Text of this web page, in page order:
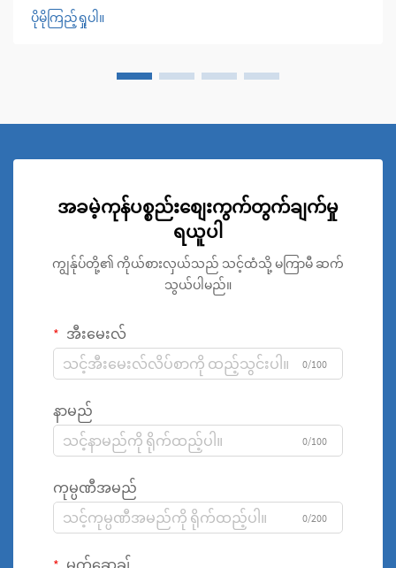
နယ်ပယ်တိုးတက်လာသည့်အလျောက် သံမဏိပြွန်များသည်
ခိုင်မာမှု၊ ခံနိုင်ရည်ရှိမှုနှင့် အသုံးဝင်မှုများကို ပေါင်းစပ်ထားသော မ
ပိုမိုကြည့်ရှုပါ။
အခမဲ့ကုန်ပစ္စည်းစျေးကွက်တွက်ချက်မှု
ရယူပါ
ကျွန်ုပ်တို့၏ ကိုယ်စားလှယ်သည် သင့်ထံသို့ မကြာမီ ဆက်
သွယ်ပါမည်။
အီးမေးလ်
0/100
နာမည်
0/100
ကုမ္ပဏီအမည်
0/200
မက်ဆေ့ချ်